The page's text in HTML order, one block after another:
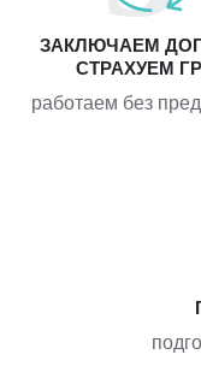
ЗАКЛЮЧАЕМ
СТРАХУЕМ
работаем без